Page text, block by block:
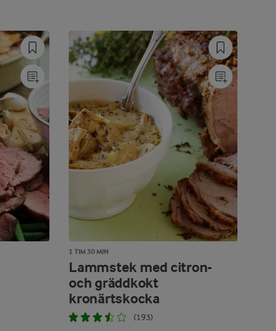
1 TIM 30 MIN
Lammstek med citron-
och gräddkokt
kronärtskocka
(193)